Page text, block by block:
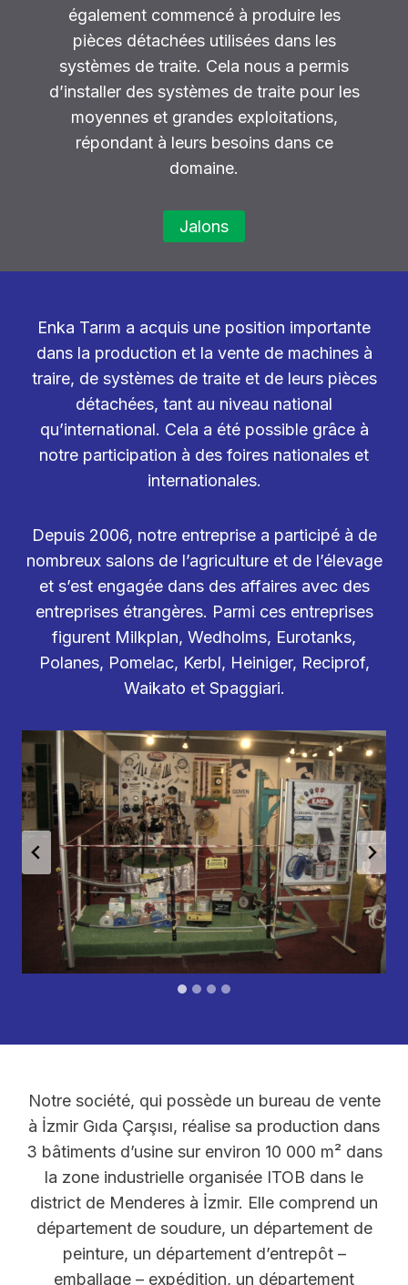
également commencé à produire les
pièces détachées utilisées dans les
systèmes de traite. Cela nous a permis
d’installer des systèmes de traite pour les
moyennes et grandes exploitations,
répondant à leurs besoins dans ce
domaine.
Jalons
Enka Tarım a acquis une position importante
dans la production et la vente de machines à
traire, de systèmes de traite et de leurs pièces
détachées, tant au niveau national
qu’international. Cela a été possible grâce à
notre participation à des foires nationales et
internationales.
Depuis 2006, notre entreprise a participé à de
nombreux salons de l’agriculture et de l’élevage
et s’est engagée dans des affaires avec des
entreprises étrangères. Parmi ces entreprises
figurent Milkplan, Wedholms, Eurotanks,
Polanes, Pomelac, Kerbl, Heiniger, Reciprof,
Waikato et Spaggiari.
Notre société, qui possède un bureau de vente
à İzmir Gıda Çarşısı, réalise sa production dans
3 bâtiments d’usine sur environ 10 000 m² dans
la zone industrielle organisée ITOB dans le
district de Menderes à İzmir. Elle comprend un
département de soudure, un département de
peinture, un département d’entrepôt –
emballage – expédition, un département